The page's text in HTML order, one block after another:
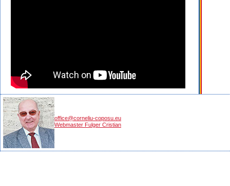
office@corneliu-coposu.eu
Webmaster Fulger Cristian